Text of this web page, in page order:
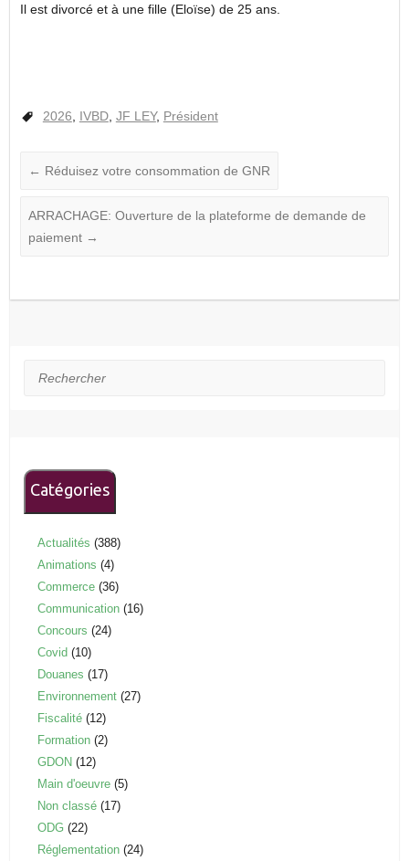
Il est divorcé et à une fille (Eloïse) de 25 ans.
2026 IVBD, JF LEY, Président
← Réduisez votre consommation de GNR
ARRACHAGE: Ouverture de la plateforme de demande de
paiement →
Rechercher
Catégories
Actualités (388)
Animations (4)
Commerce (36)
Communication (16)
Concours (24)
Covid (10)
Douanes (17)
Environnement (27)
Fiscalité (12)
Formation (2)
GDON (12)
Main d'oeuvre (5)
Non classé (17)
ODG (22)
Réglementation (24)